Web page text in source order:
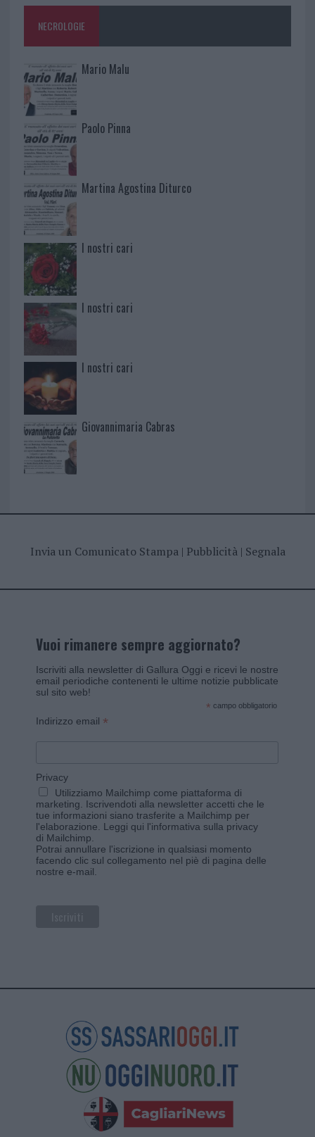
NECROLOGIE
Mario Malu
Paolo Pinna
Martina Agostina Diturco
I nostri cari
I nostri cari
I nostri cari
Giovannimaria Cabras
Invia un Comunicato Stampa| Pubblicità| Segnala
Vuoi rimanere sempre aggiornato?
Iscriviti alla newsletter di Gallura Oggi e ricevi le nostre
email periodiche contenenti le ultime notizie pubblicate
sul sito web!
* campo obbligatorio
Indirizzo email *
Privacy
Utilizziamo Mailchimp come piattaforma di
marketing. Iscrivendoti alla newsletter accetti che le
tue informazioni siano trasferite a Mailchimp per
l'elaborazione. Leggi qui l'informativa sulla privacy
di Mailchimp
Potrai annullare l'iscrizione in qualsiasi momento
facendo clic sul collegamento nel piè di pagina delle
nostre e-mail.